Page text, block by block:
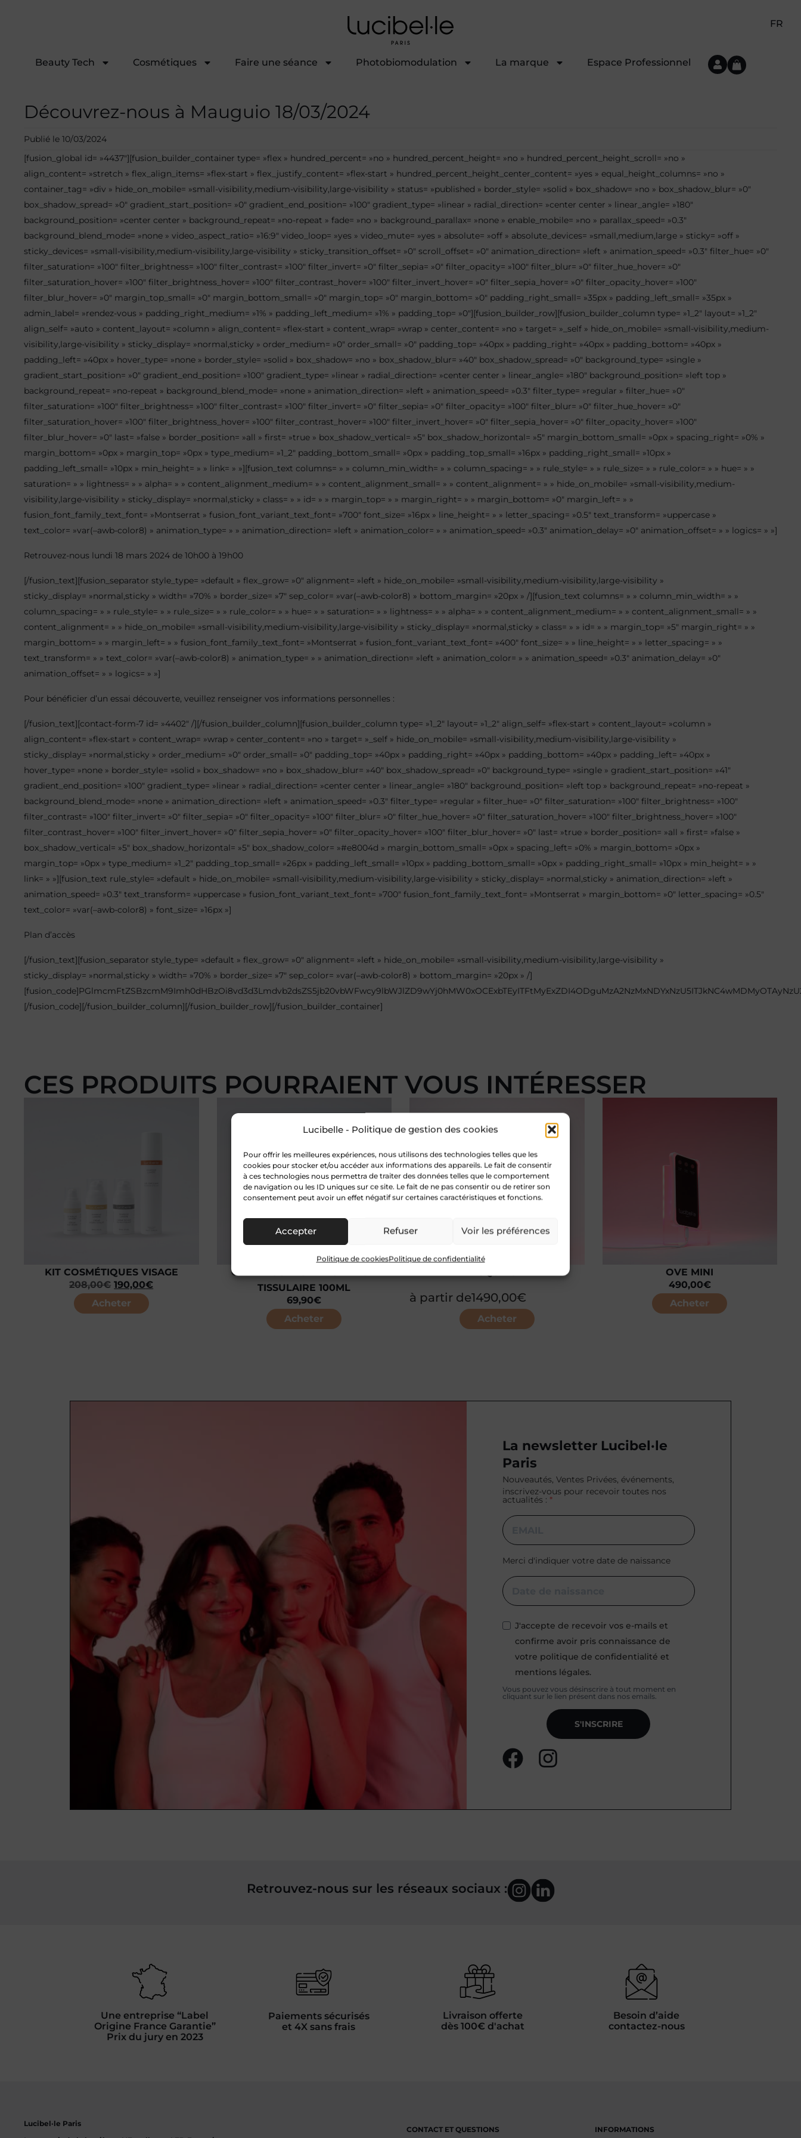
Lucibelle - Politique de gestion des cookies
Pour offrir les meilleures expériences, nous utilisons des technologies telles que les
cookies pour stocker et/ou accéder aux informations des appareils. Le fait de consentir
à ces technologies nous permettra de traiter des données telles que le comportement
de navigation ou les ID uniques sur ce site. Le fait de ne pas consentir ou de retirer son
consentement peut avoir un effet négatif sur certaines caractéristiques et fonctions.
Accepter Refuser Voir les préférences
Politique de cookiesPolitique de confidentialité
FR
Beauty Tech Cosmétiques Faire une séance Photobiomodulation La marque Espace Professionnel
Découvrez-nous à Mauguio 18/03/2024
Publié le 10/03/2024
[fusion_global id= »4437″][fusion_builder_container type= »flex » hundred_percent= »no » hundred_percent_height= »no » hundred_percent_height_scroll= »no »
align_content= »stretch » flex_align_items= »flex-start » flex_justify_content= »flex-start » hundred_percent_height_center_content= »yes » equal_height_columns= »no »
container_tag= »div » hide_on_mobile= »small-visibility,medium-visibility,large-visibility » status= »published » border_style= »solid » box_shadow= »no » box_shadow_blur= »0″
box_shadow_spread= »0″ gradient_start_position= »0″ gradient_end_position= »100″ gradient_type= »linear » radial_direction= »center center » linear_angle= »180″
background_position= »center center » background_repeat= »no-repeat » fade= »no » background_parallax= »none » enable_mobile= »no » parallax_speed= »0.3″
background_blend_mode= »none » video_aspect_ratio= »16:9″ video_loop= »yes » video_mute= »yes » absolute= »off » absolute_devices= »small,medium,large » sticky= »off »
sticky_devices= »small-visibility,medium-visibility,large-visibility » sticky_transition_offset= »0″ scroll_offset= »0″ animation_direction= »left » animation_speed= »0.3″ filter_hue= »0″
filter_saturation= »100″ filter_brightness= »100″ filter_contrast= »100″ filter_invert= »0″ filter_sepia= »0″ filter_opacity= »100″ filter_blur= »0″ filter_hue_hover= »0″
filter_saturation_hover= »100″ filter_brightness_hover= »100″ filter_contrast_hover= »100″ filter_invert_hover= »0″ filter_sepia_hover= »0″ filter_opacity_hover= »100″
filter_blur_hover= »0″ margin_top_small= »0″ margin_bottom_small= »0″ margin_top= »0″ margin_bottom= »0″ padding_right_small= »35px » padding_left_small= »35px »
admin_label= »rendez-vous » padding_right_medium= »1% » padding_left_medium= »1% » padding_top= »0″][fusion_builder_row][fusion_builder_column type= »1_2″ layout= »1_2″
align_self= »auto » content_layout= »column » align_content= »flex-start » content_wrap= »wrap » center_content= »no » target= »_self » hide_on_mobile= »small-visibility,medium-
visibility,large-visibility » sticky_display= »normal,sticky » order_medium= »0″ order_small= »0″ padding_top= »40px » padding_right= »40px » padding_bottom= »40px »
padding_left= »40px » hover_type= »none » border_style= »solid » box_shadow= »no » box_shadow_blur= »40″ box_shadow_spread= »0″ background_type= »single »
gradient_start_position= »0″ gradient_end_position= »100″ gradient_type= »linear » radial_direction= »center center » linear_angle= »180″ background_position= »left top »
background_repeat= »no-repeat » background_blend_mode= »none » animation_direction= »left » animation_speed= »0.3″ filter_type= »regular » filter_hue= »0″
filter_saturation= »100″ filter_brightness= »100″ filter_contrast= »100″ filter_invert= »0″ filter_sepia= »0″ filter_opacity= »100″ filter_blur= »0″ filter_hue_hover= »0″
filter_saturation_hover= »100″ filter_brightness_hover= »100″ filter_contrast_hover= »100″ filter_invert_hover= »0″ filter_sepia_hover= »0″ filter_opacity_hover= »100″
filter_blur_hover= »0″ last= »false » border_position= »all » first= »true » box_shadow_vertical= »5″ box_shadow_horizontal= »5″ margin_bottom_small= »0px » spacing_right= »0% »
margin_bottom= »0px » margin_top= »0px » type_medium= »1_2″ padding_bottom_small= »0px » padding_top_small= »16px » padding_right_small= »10px »
padding_left_small= »10px » min_height= » » link= » »][fusion_text columns= » » column_min_width= » » column_spacing= » » rule_style= » » rule_size= » » rule_color= » » hue= » »
saturation= » » lightness= » » alpha= » » content_alignment_medium= » » content_alignment_small= » » content_alignment= » » hide_on_mobile= »small-visibility,medium-
visibility,large-visibility » sticky_display= »normal,sticky » class= » » id= » » margin_top= » » margin_right= » » margin_bottom= »0″ margin_left= » »
fusion_font_family_text_font= »Montserrat » fusion_font_variant_text_font= »700″ font_size= »16px » line_height= » » letter_spacing= »0.5″ text_transform= »uppercase »
text_color= »var(–awb-color8) » animation_type= » » animation_direction= »left » animation_color= » » animation_speed= »0.3″ animation_delay= »0″ animation_offset= » » logics= » »]
Retrouvez-nous lundi 18 mars 2024 de 10h00 à 19h00
[/fusion_text][fusion_separator style_type= »default » flex_grow= »0″ alignment= »left » hide_on_mobile= »small-visibility,medium-visibility,large-visibility »
sticky_display= »normal,sticky » width= »70% » border_size= »7″ sep_color= »var(–awb-color8) » bottom_margin= »20px » /][fusion_text columns= » » column_min_width= » »
column_spacing= » » rule_style= » » rule_size= » » rule_color= » » hue= » » saturation= » » lightness= » » alpha= » » content_alignment_medium= » » content_alignment_small= » »
content_alignment= » » hide_on_mobile= »small-visibility,medium-visibility,large-visibility » sticky_display= »normal,sticky » class= » » id= » » margin_top= »5″ margin_right= » »
margin_bottom= » » margin_left= » » fusion_font_family_text_font= »Montserrat » fusion_font_variant_text_font= »400″ font_size= » » line_height= » » letter_spacing= » »
text_transform= » » text_color= »var(–awb-color8) » animation_type= » » animation_direction= »left » animation_color= » » animation_speed= »0.3″ animation_delay= »0″
animation_offset= » » logics= » »]
Pour bénéficier d’un essai découverte, veuillez renseigner vos informations personnelles :
[/fusion_text][contact-form-7 id= »4402″ /][/fusion_builder_column][fusion_builder_column type= »1_2″ layout= »1_2″ align_self= »flex-start » content_layout= »column »
align_content= »flex-start » content_wrap= »wrap » center_content= »no » target= »_self » hide_on_mobile= »small-visibility,medium-visibility,large-visibility »
sticky_display= »normal,sticky » order_medium= »0″ order_small= »0″ padding_top= »40px » padding_right= »40px » padding_bottom= »40px » padding_left= »40px »
hover_type= »none » border_style= »solid » box_shadow= »no » box_shadow_blur= »40″ box_shadow_spread= »0″ background_type= »single » gradient_start_position= »41″
gradient_end_position= »100″ gradient_type= »linear » radial_direction= »center center » linear_angle= »180″ background_position= »left top » background_repeat= »no-repeat »
background_blend_mode= »none » animation_direction= »left » animation_speed= »0.3″ filter_type= »regular » filter_hue= »0″ filter_saturation= »100″ filter_brightness= »100″
filter_contrast= »100″ filter_invert= »0″ filter_sepia= »0″ filter_opacity= »100″ filter_blur= »0″ filter_hue_hover= »0″ filter_saturation_hover= »100″ filter_brightness_hover= »100″
filter_contrast_hover= »100″ filter_invert_hover= »0″ filter_sepia_hover= »0″ filter_opacity_hover= »100″ filter_blur_hover= »0″ last= »true » border_position= »all » first= »false »
box_shadow_vertical= »5″ box_shadow_horizontal= »5″ box_shadow_color= »#e8004d » margin_bottom_small= »0px » spacing_left= »0% » margin_bottom= »0px »
margin_top= »0px » type_medium= »1_2″ padding_top_small= »26px » padding_left_small= »10px » padding_bottom_small= »0px » padding_right_small= »10px » min_height= » »
link= » »][fusion_text rule_style= »default » hide_on_mobile= »small-visibility,medium-visibility,large-visibility » sticky_display= »normal,sticky » animation_direction= »left »
animation_speed= »0.3″ text_transform= »uppercase » fusion_font_variant_text_font= »700″ fusion_font_family_text_font= »Montserrat » margin_bottom= »0″ letter_spacing= »0.5″
text_color= »var(–awb-color8) » font_size= »16px »]
Plan d’accès
[/fusion_text][fusion_separator style_type= »default » flex_grow= »0″ alignment= »left » hide_on_mobile= »small-visibility,medium-visibility,large-visibility »
sticky_display= »normal,sticky » width= »70% » border_size= »7″ sep_color= »var(–awb-color8) » bottom_margin= »20px » /]
[/fusion_code][/fusion_builder_column][/fusion_builder_row][/fusion_builder_container]
CES PRODUITS POURRAIENT VOUS INTÉRESSER
KIT COSMÉTIQUES VISAGE
208,00€ 190,00€
Acheter
CRÈME CORPS RÉNOVATION
TISSULAIRE 100ML
69,90€
Acheter
à partir de1490,00€
Acheter
OVE MINI
490,00€
Acheter
La newsletter Lucibel·le
Paris
Nouveautés, Ventes Privées, événements,
inscrivez-vous pour recevoir toutes nos
actualités :
Merci d'indiquer votre date de naissance
J'accepte de recevoir vos e-mails et
confirme avoir pris connaissance de
votre politique de confidentialité et
mentions légales.
Vous pouvez vous désinscrire à tout moment en
cliquant sur le lien présent dans nos emails.
S'INSCRIRE
Retrouvez-nous sur les réseaux sociaux :
Une entreprise “Label
Origine France Garantie”
Prix du jury en 2023
Paiements sécurisés
et 4X sans frais
Livraison offerte
dès 100€ d'achat
Besoin d’aide
contactez-nous
Lucibel·le Paris
CONTACT ET QUESTIONS INFORMATIONS